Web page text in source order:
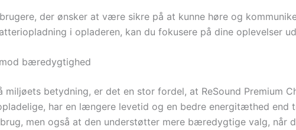
der ønsker at være sikre på at kunne høre og
i opladeren, kan du fokusere på dine oplevelser
bæredygtighed
betydning, er det en stor fordel, at ReSound Premium
har en længere levetid og en bedre energitæthed end
men også at den understøtter mere bæredygtige valg, når